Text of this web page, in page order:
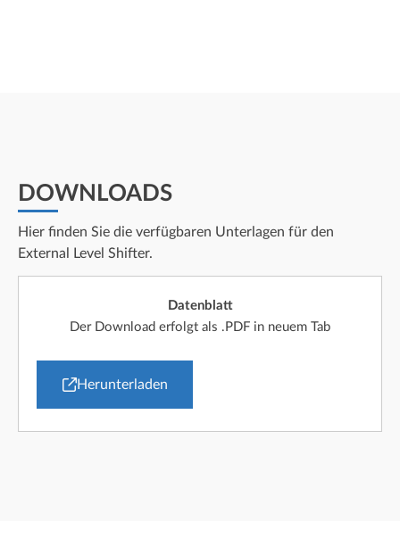
DOWNLOADS
Hier finden Sie die verfügbaren Unterlagen für den
External Level Shifter.
Datenblatt
Der Download erfolgt als .PDF in neuem Tab
Herunterladen